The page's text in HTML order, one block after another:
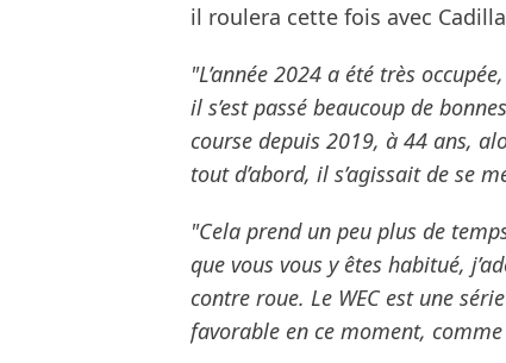
il roulera cette fois avec
"L’année 2024 a été très
il s’est passé beaucoup de
course depuis 2019, à 44 ans,
tout d’abord, il s’agissait de se
"Cela prend un peu plus de
que vous vous y êtes habitué,
contre roue. Le WEC est une
favorable en ce moment,